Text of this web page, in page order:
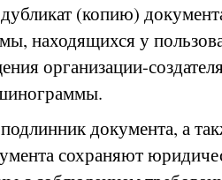
(копию)
находящихся у
организации-
документа, а
сохраняют